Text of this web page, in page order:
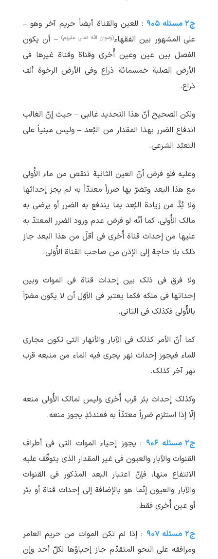
ج۲ مسئله ۹۰۵
: للعین والقناة أیضاً حریم آخر وهو –
علی المشهور بین الفقهاء(رضوان الله تعالی علیهم) – أن یکون
الفصل بین عین وعین أُخری وقناة وقناة غیرها فی
الأرض الصلبة خمسمائة ذراع وفی الأرض الرخوة ألف
ذراع.
ولکن الصحیح أنّ هذا التحدید غالبی – حیث إنّ الغالب
اندفاع الضرر بهذا المقدار من البُعد – ولیس مبنیاً علی
التعبّد الشرعی.
وعلیه فلو فرض أنّ العین الثانیة تنقص من ماء الأُولی
مع هذا البعد وتضرّ بها ضرراً معتدّاً به لم یجز إحداثها
ولا بُدَّ من زیادة البُعد بما یندفع به الضرر أو یرضی به
مالک الأُولی، کما أنّه لو فرض عدم ورود الضرر المعتدّ به
علیها من إحداث قناة أُخری فی أقلّ من هذا البعد جاز
ذلک بلا حاجة إلی الإذن من صاحب القناة الأُولی.
ولا فرق فی ذلک بین إحداث قناة فی الموات وبین
إحداثها فی ملکه فکما یعتبر فی الأوّل أن لا یکون مضرّاً
بالأُولی فکذلک فی الثانی.
کما أنّ الأمر کذلک فی الآبار والأنهار التی تکون مجاری
للماء فیجوز إحداث نهر یجری فیه الماء من منبعه قرب
نهر آخر کذلک.
وکذلک إحداث بئر قرب أُخری ولیس لمالک الأُولی منعه
إلّا إذا استلزم ضرراً معتدّاً به فعندئذٍ یجوز منعه.
ج۲ مسئله ۹۰۶
: یجوز إحیاء الموات التی فی أطراف
القنوات والآبار والعیون فی غیر المقدار الذی یتوقّف علیه
الانتفاع منها، فإنّ اعتبار البعد المذکور فی القنوات
والآبار والعیون إنّما هو بالإضافة إلی إحداث قناة أو بئر
أو عین أُخری فقط.
ج۲ مسئله ۹۰۷
: إذا لم تکن الموات من حریم العامر
ومرافقه علی النحو المتقدّم جاز إحیاؤها لکلّ أحد وإن